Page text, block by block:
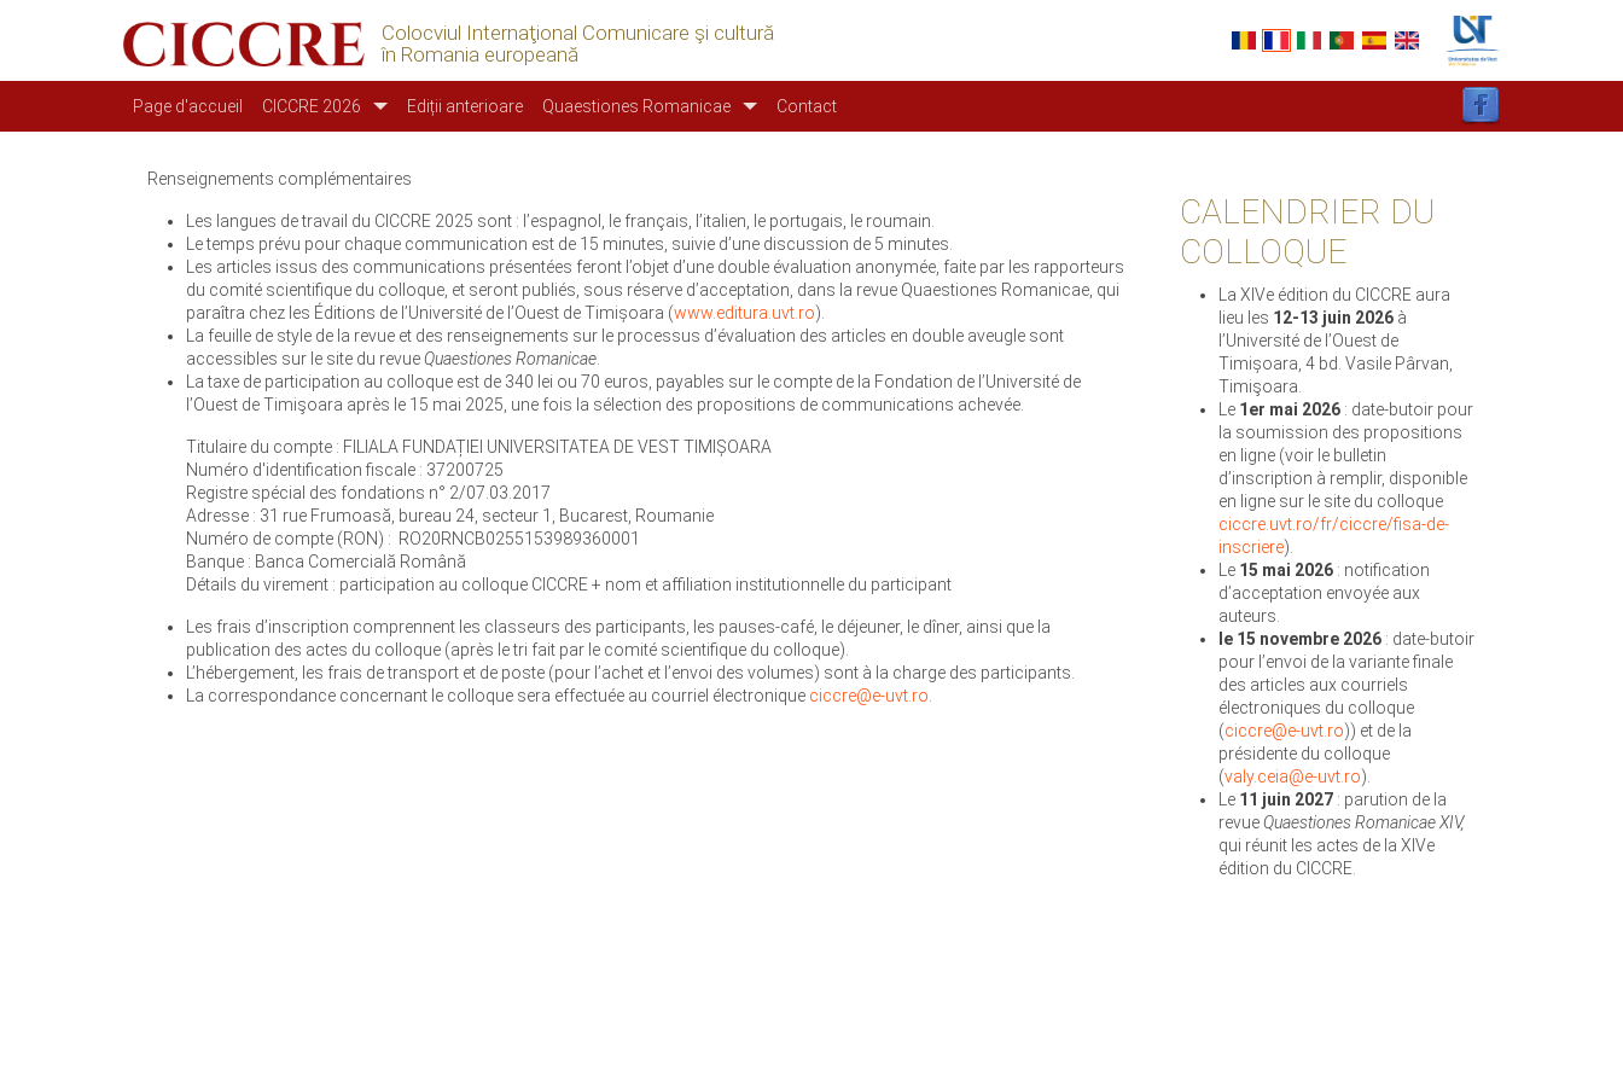
Colocviul Internaţional Comunicare şi cultură
în Romania europeană
Navigation principale
Page d'accueil CICCRE 2026 Ediții anterioare Quaestiones Romanicae Contact
Renseignements complémentaires
Les langues de travail du CICCRE 2025 sont : l’espagnol, le français, l’italien, le portugais, le roumain.
Le temps prévu pour chaque communication est de 15 minutes, suivie d’une discussion de 5 minutes.
Les articles issus des communications présentées feront l’objet d’une double évaluation anonymée, faite par les rapporteurs
du comité scientifique du colloque, et seront publiés, sous réserve d’acceptation, dans la revue Quaestiones Romanicae, qui
paraîtra chez les Éditions de l’Université de l’Ouest de Timișoara (www.editura.uvt.ro).
La feuille de style de la revue et des renseignements sur le processus d’évaluation des articles en double aveugle sont
accessibles sur le site du revueQuaestiones Romanicae.
La taxe de participation au colloque est de 340 lei ou 70 euros, payables sur le compte de la Fondation de l’Université de
l’Ouest de Timişoara après le 15 mai 2025, une fois la sélection des propositions de communications achevée.
Titulaire du compte : FILIALA FUNDAȚIEI UNIVERSITATEA DE VEST TIMIȘOARA
Numéro d'identification fiscale : 37200725
Registre spécial des fondations n° 2/07.03.2017
Adresse : 31 rue Frumoasă, bureau 24, secteur 1, Bucarest, Roumanie
Numéro de compte (RON) : RO20RNCB0255153989360001
Banque : Banca Comercială Română
Détails du virement : participation au colloque CICCRE + nom et affiliation institutionnelle du participant
Les frais d’inscription comprennent les classeurs des participants, les pauses-café, le déjeuner, le dîner, ainsi que la
publication des actes du colloque (après le tri fait par le comité scientifique du colloque).
L’hébergement, les frais de transport et de poste (pour l’achet et l’envoi des volumes) sont à la charge des participants.
La correspondance concernant le colloque sera effectuée au courriel électronique ciccre@e-uvt.ro.
CALENDRIER DU
COLLOQUE
La XIVe édition du CICCRE aura
lieu les 12-13 juin 2026 à
l’Université de l’Ouest de
Timișoara, 4 bd. Vasile Pârvan,
Timişoara.
Le 1er mai 2026 : date-butoir pour
la soumission des propositions
en ligne (voir le bulletin
d’inscription à remplir, disponible
en ligne sur le site du colloque
ciccre.uvt.ro/fr/ciccre/fisa-de-
inscriere).
Le 15 mai 2026 : notification
d’acceptation envoyée aux
auteurs.
le 15 novembre 2026 : date-butoir
pour l’envoi de la variante finale
des articles aux courriels
électroniques du colloque
(ciccre@e-uvt.ro)) et de la
présidente du colloque
(valy.ceia@e-uvt.ro).
Le 11 juin 2027 : parution de la
revueQuaestiones Romanicae XIV,
qui réunit les actes de la XIVe
édition du CICCRE.